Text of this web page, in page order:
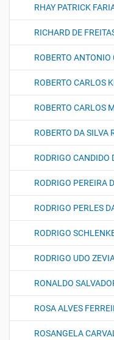
RHAY PATRICK
RICHARD DE
ROBERTO ANTONIO
ROBERTO CARLOS
ROBERTO CARLOS
ROBERTO DA SILVA
RODRIGO CANDIDO
RODRIGO PEREIRA
RODRIGO PERLES
RODRIGO
RODRIGO UDO
RONALDO
ROSA ALVES
ROSANGELA